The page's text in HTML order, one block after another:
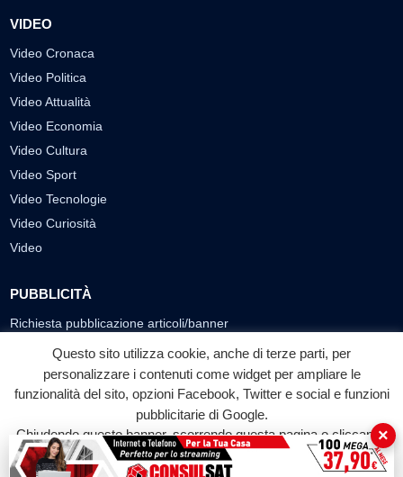
VIDEO
Video Cronaca
Video Politica
Video Attualità
Video Economia
Video Cultura
Video Sport
Video Tecnologie
Video Curiosità
Video
PUBBLICITÀ
Richiesta pubblicazione articoli/banner
SEGUICI SUI SOCIAL
f
Facebook
◎ ▶
YouTube
Questo sito utilizza cookie, anche di terze parti, per
personalizzare i contenuti come widget per ampliare le
funzionalità del sito, opzioni Facebook, Twitter e social e funzioni
pubblicitarie di Google.
Chiudendo questo banner, scorrendo questa pagina o cliccando
su qualunque suo elemento acconsenti all'uso dei cookie.
×